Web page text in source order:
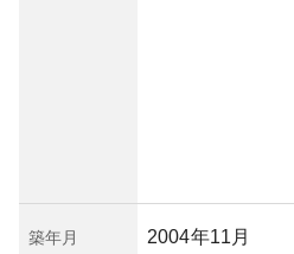
築年月 2004年11月